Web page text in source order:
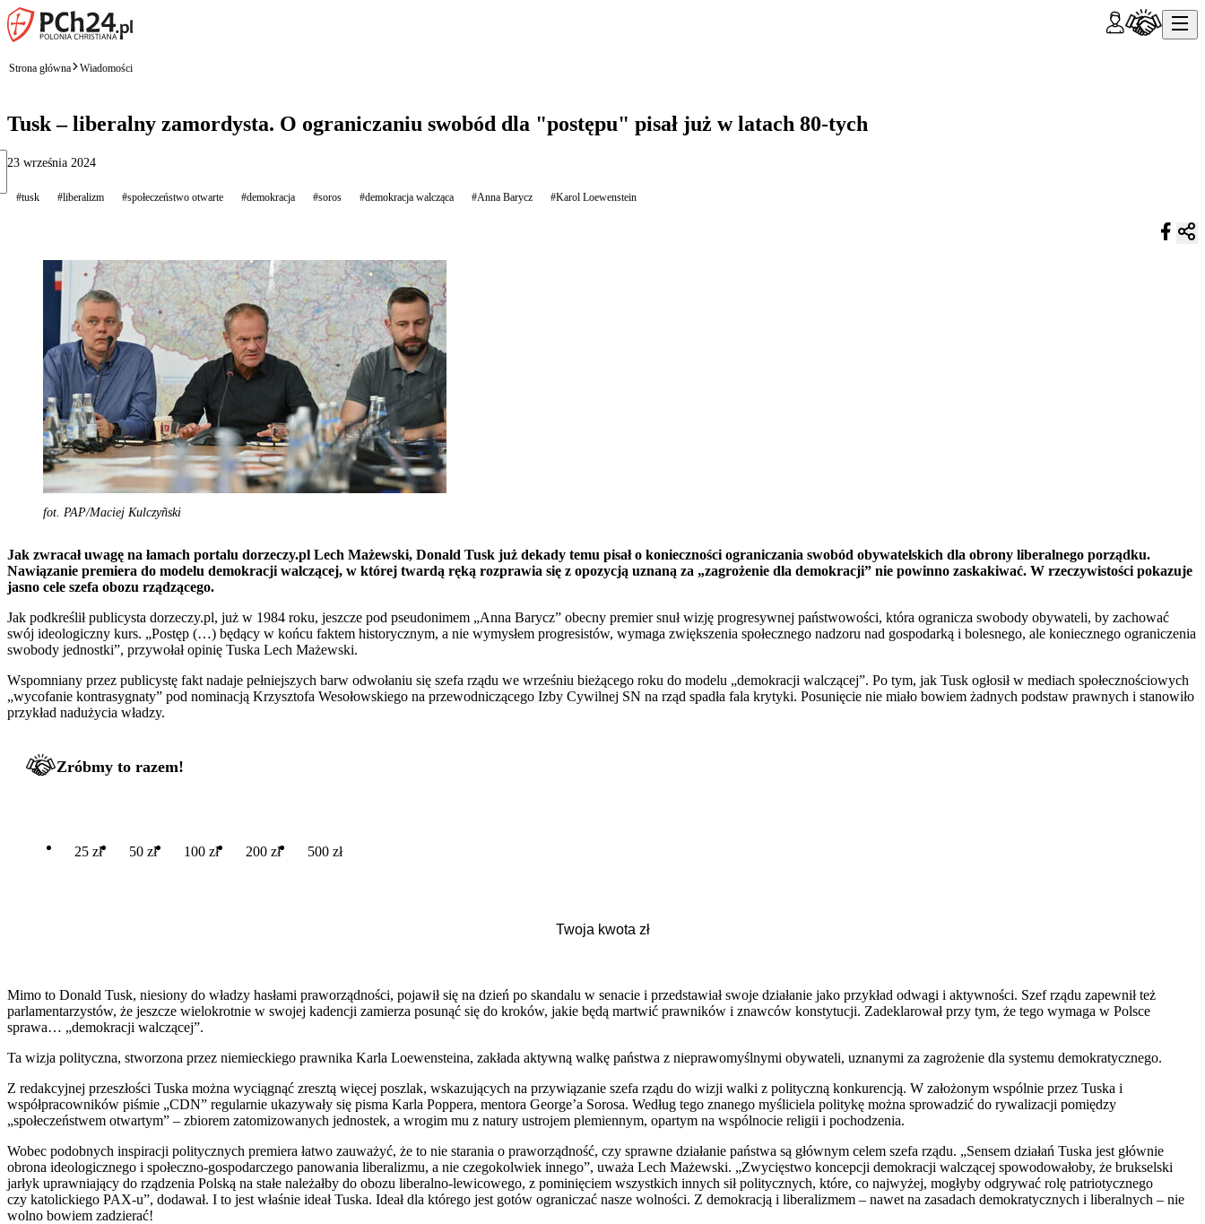
Strona główna Wiadomości
Tusk – liberalny zamordysta. O ograniczaniu swobód dla "postępu" pisał już w latach 80-tych
23 września 2024
#tusk #liberalizm #społeczeństwo otwarte #demokracja #soros #demokracja walcząca #Anna Barycz #Karol Loewenstein
fot. PAP/Maciej Kulczyñski
Jak zwracał uwagę na łamach portalu dorzeczy.pl Lech Mażewski, Donald Tusk już dekady temu pisał o konieczności ograniczania swobód obywatelskich dla obrony liberalnego porządku.
Nawiązanie premiera do modelu demokracji walczącej, w której twardą ręką rozprawia się z opozycją uznaną za „zagrożenie dla demokracji” nie powinno zaskakiwać. W rzeczywistości pokazuje
jasno cele szefa obozu rządzącego.
Jak podkreślił publicysta dorzeczy.pl, już w 1984 roku, jeszcze pod pseudonimem „Anna Barycz” obecny premier snuł wizję progresywnej państwowości, która ogranicza swobody obywateli, by zachować
swój ideologiczny kurs. „Postęp (…) będący w końcu faktem historycznym, a nie wymysłem progresistów, wymaga zwiększenia społecznego nadzoru nad gospodarką i bolesnego, ale koniecznego ograniczenia
swobody jednostki”, przywołał opinię Tuska Lech Mażewski.
Wspomniany przez publicystę fakt nadaje pełniejszych barw odwołaniu się szefa rządu we wrześniu bieżącego roku do modelu „demokracji walczącej”. Po tym, jak Tusk ogłosił w mediach społecznościowych
„wycofanie kontrasygnaty” pod nominacją Krzysztofa Wesołowskiego na przewodniczącego Izby Cywilnej SN na rząd spadła fala krytyki. Posunięcie nie miało bowiem żadnych podstaw prawnych i stanowiło
przykład nadużycia władzy.
Zróbmy to razem!
25 zł 50 zł 100 zł 200 zł 500 zł
Mimo to Donald Tusk, niesiony do władzy hasłami praworządności, pojawił się na dzień po skandalu w senacie i przedstawiał swoje działanie jako przykład odwagi i aktywności. Szef rządu zapewnił też
parlamentarzystów, że jeszcze wielokrotnie w swojej kadencji zamierza posunąć się do kroków, jakie będą martwić prawników i znawców konstytucji. Zadeklarował przy tym, że tego wymaga w Polsce
sprawa… „demokracji walczącej”.
Ta wizja polityczna, stworzona przez niemieckiego prawnika Karla Loewensteina, zakłada aktywną walkę państwa z nieprawomyślnymi obywateli, uznanymi za zagrożenie dla systemu demokratycznego.
Z redakcyjnej przeszłości Tuska można wyciągnąć zresztą więcej poszlak, wskazujących na przywiązanie szefa rządu do wizji walki z polityczną konkurencją. W założonym wspólnie przez Tuska i
współpracowników piśmie „CDN” regularnie ukazywały się pisma Karla Poppera, mentora George’a Sorosa. Według tego znanego myśliciela politykę można sprowadzić do rywalizacji pomiędzy
„społeczeństwem otwartym” – zbiorem zatomizowanych jednostek, a wrogim mu z natury ustrojem plemiennym, opartym na wspólnocie religii i pochodzenia.
Wobec podobnych inspiracji politycznych premiera łatwo zauważyć, że to nie starania o praworządność, czy sprawne działanie państwa są głównym celem szefa rządu. „Sensem działań Tuska jest głównie
obrona ideologicznego i społeczno-gospodarczego panowania liberalizmu, a nie czegokolwiek innego”, uważa Lech Mażewski. „Zwycięstwo koncepcji demokracji walczącej spowodowałoby, że brukselski
jarłyk uprawniający do rządzenia Polską na stałe należałby do obozu liberalno-lewicowego, z pominięciem wszystkich innych sił politycznych, które, co najwyżej, mogłyby odgrywać rolę patriotycznego
czy katolickiego PAX-u”, dodawał. I to jest właśnie ideał Tuska. Ideał dla którego jest gotów ograniczać nasze wolności. Z demokracją i liberalizmem – nawet na zasadach demokratycznych i liberalnych – nie
wolno bowiem zadzierać!